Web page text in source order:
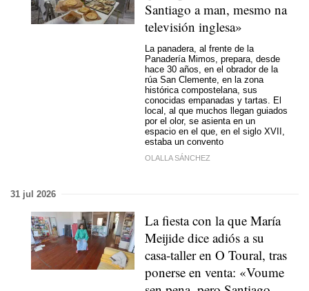
Santiago a man, mesmo na
televisión inglesa»
La panadera, al frente de la
Panadería Mimos, prepara, desde
hace 30 años, en el obrador de la
rúa San Clemente, en la zona
histórica compostelana, sus
conocidas empanadas y tartas. El
local, al que muchos llegan guiados
por el olor, se asienta en un
espacio en el que, en el siglo XVII,
estaba un convento
OLALLA SÁNCHEZ
31 jul 2026
La fiesta con la que María
Meijide dice adiós a su
casa-taller en O Toural, tras
ponerse en venta: «Voume